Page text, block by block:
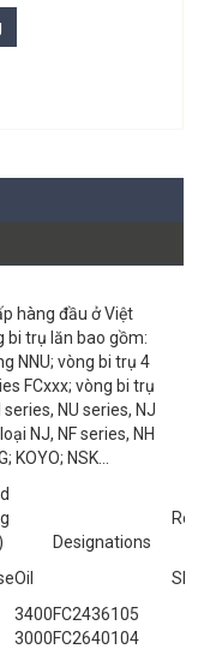
hàng đầu ở Việt
bi trụ lăn bao gồm:
NNU; vòng bi trụ 4
FCxxx; vòng bi trụ
NU series, NJ
NJ, NF series, NH
KOYO; NSK…
Designations
Oil
SKF
3400FC2436105
3000FC2640104